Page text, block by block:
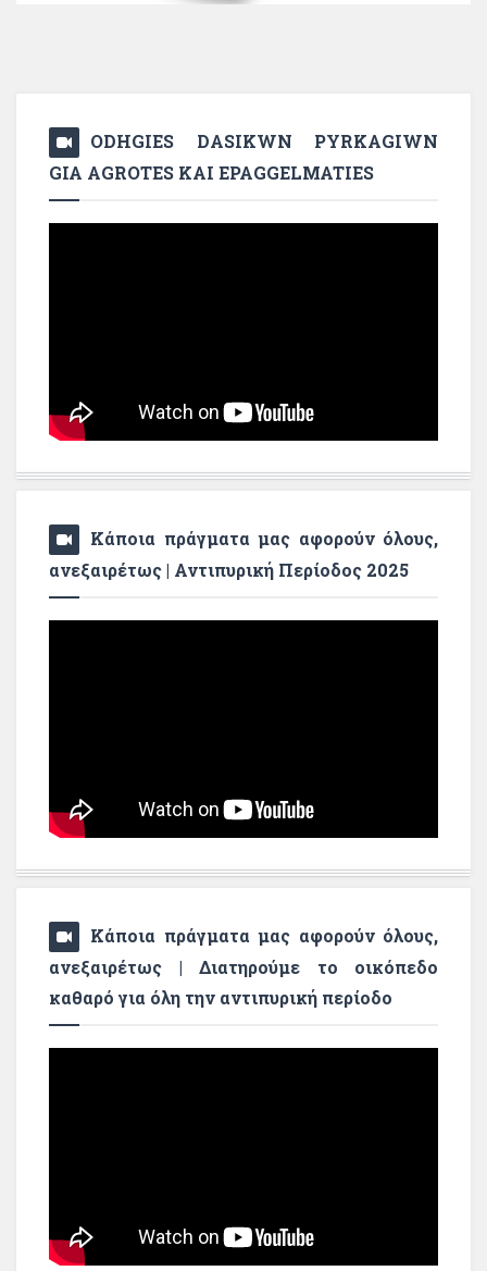
ODHGIES DASIKWN PYRKAGIWN
GIA AGROTES KAI EPAGGELMATIES
Κάποια πράγματα μας αφορούν όλους,
ανεξαιρέτως | Αντιπυρική Περίοδος 2025
Κάποια πράγματα μας αφορούν όλους,
ανεξαιρέτως | Διατηρούμε το οικόπεδο
καθαρό για όλη την αντιπυρική περίοδο